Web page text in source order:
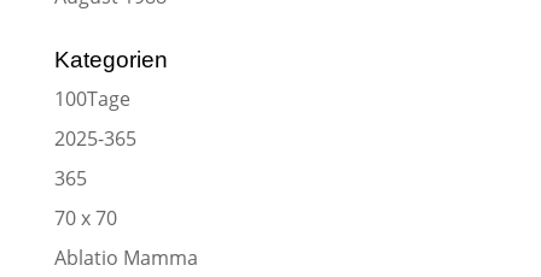
Kategorien
100Tage
2025-365
365
70 x 70
Ablatio Mamma